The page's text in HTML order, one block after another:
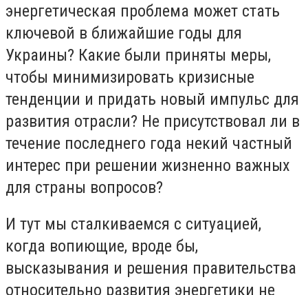
энергетическая проблема может стать
ключевой в ближайшие годы для
Украины? Какие были приняты меры,
чтобы минимизировать кризисные
тенденции и придать новый импульс для
развития отрасли? Не присутствовал ли в
течение последнего года некий частный
интерес при решении жизненно важных
для страны вопросов?
И тут мы сталкиваемся с ситуацией,
когда вопиющие, вроде бы,
высказывания и решения правительства
относительно развития энергетики не